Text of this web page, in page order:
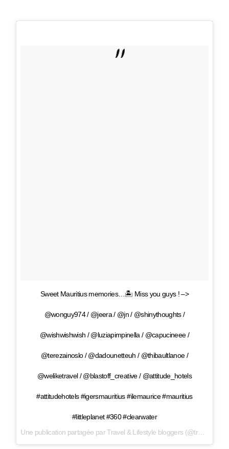
Sweet Mauritius memories…🏝 Miss you guys ! –>
@wonguy974 / @jeera / @jn / @shinythoughts /
@wishwishwish / @luziapimpinella / @capucineee /
@terezainoslo / @dadounetteuh / @thibaultlanoe /
@weliketravel / @blastoff_creative / @attitude_hotels
#attitudehotels #igersmauritius #ilemaurice #mauritius
#littleplanet #360 #clearwater